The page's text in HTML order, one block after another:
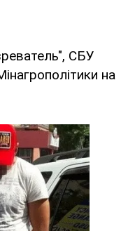
СБУ
на